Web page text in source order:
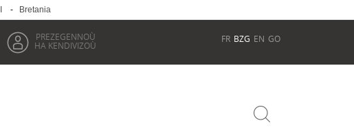
- Bretania
PREZEGENNOÙ
HA KENDIVIZOÙ
FR BZG EN GO